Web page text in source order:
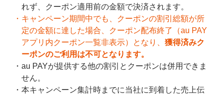
れず、クーポン適用前の金額で決済されます。
キャンペーン期間中でも、クーポンの割引総額が所
定の金額に達した場合、クーポン配布終了（au PAY
アプリ内クーポン一覧非表示）となり、獲得済みク
ーポンのご利用は不可となります。
au PAYが提供する他の割引とクーポンは併用できま
せん。
本キャンペーン集計時までに当社に到着した売上伝